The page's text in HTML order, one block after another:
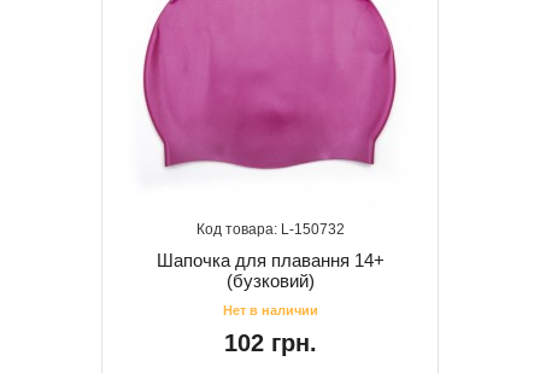
150732
Шапочка для плавання 14+
(бузковий)
102 грн.